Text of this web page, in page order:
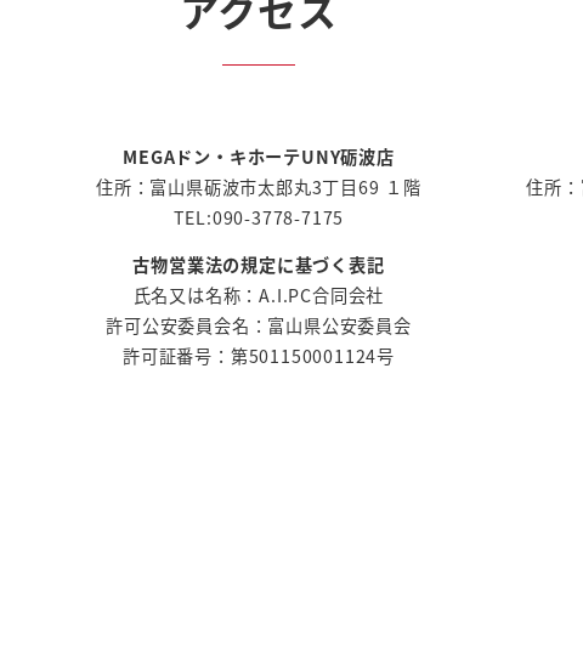
MEGAドン・キホーテUNY砺波店
住所：富山県砺波市太郎丸3丁目69 １階
TEL:090-3778-7175
古物営業法の規定に基づく表記
氏名又は名称：A.I.PC合同会社
許可公安委員会名：富山県公安委員会
許可証番号：第501150001124号
住所